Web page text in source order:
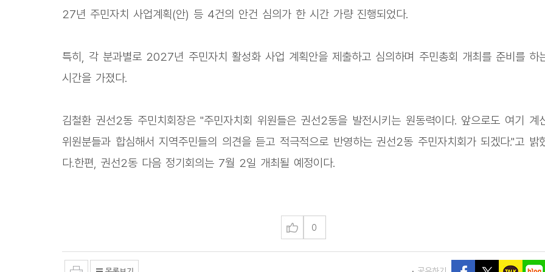
27년 주민자치 사업계획(안) 등 4건의 안건 심의가 한 시간 가량 진행되었다.
특히, 각 분과별로 2027년 주민자치 활성화 사업 계획안을 제출하고 심의하며 주민총회 개최를 준비를 하
시간을 가졌다.
김철환 권선2동 주민치회장은 "주민자치회 위원들은 권선2동을 발전시키는 원동력이다. 앞으로도 여기 계
위원분들과 합심해서 지역주민들의 의견을 듣고 적극적으로 반영하는 권선2동 주민자치회가 되겠다."고 밝
다.한편, 권선2동 다음 정기회의는 7월 2일 개최될 예정이다.
0